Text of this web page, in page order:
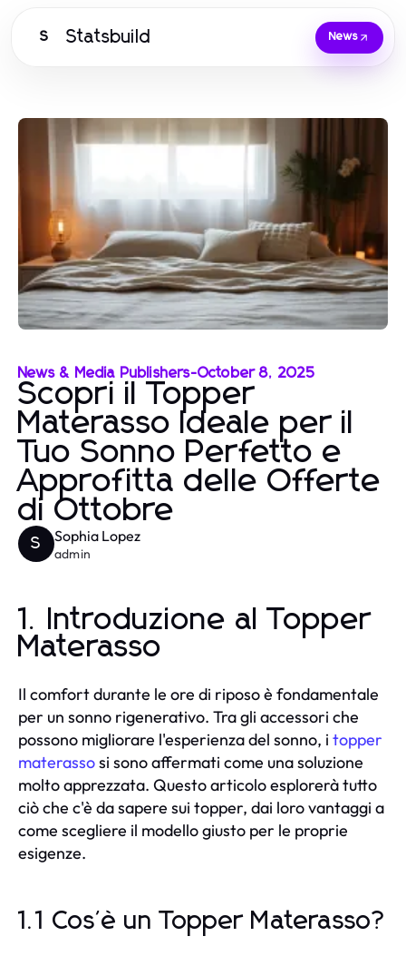
S Statsbuild News
News & Media Publishers-October 8, 2025
Scopri il Topper
Materasso Ideale per il
Tuo Sonno Perfetto e
Approfitta delle Offerte
di Ottobre
S Sophia Lopez
admin
1. Introduzione al Topper
Materasso
Il comfort durante le ore di riposo è fondamentale
per un sonno rigenerativo. Tra gli accessori che
possono migliorare l'esperienza del sonno, i topper
materassosi sono affermati come una soluzione
molto apprezzata. Questo articolo esplorerà tutto
ciò che c'è da sapere sui topper, dai loro vantaggi a
come scegliere il modello giusto per le proprie
esigenze.
1.1 Cos'è un Topper Materasso?